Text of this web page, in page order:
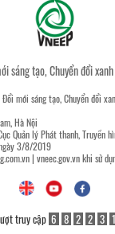
sáng tạo, Chuyển đổi
mới sáng tạo, Chuyển đổi
Hà Nội
Quản lý Phát thanh, Truyền
3/8/2019
| vneec.gov.vnkhi sử
truy cập 6 8 2 2 3 1